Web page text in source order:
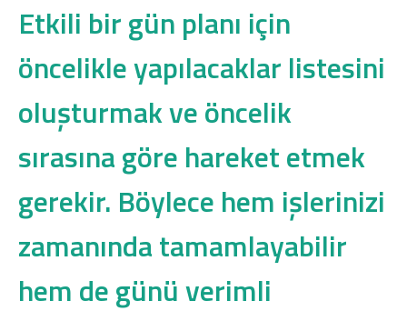
Etkili bir gün planı için
öncelikle yapılacaklar listesini
oluşturmak ve öncelik
sırasına göre hareket etmek
gerekir. Böylece hem işlerinizi
zamanında tamamlayabilir
hem de günü verimli